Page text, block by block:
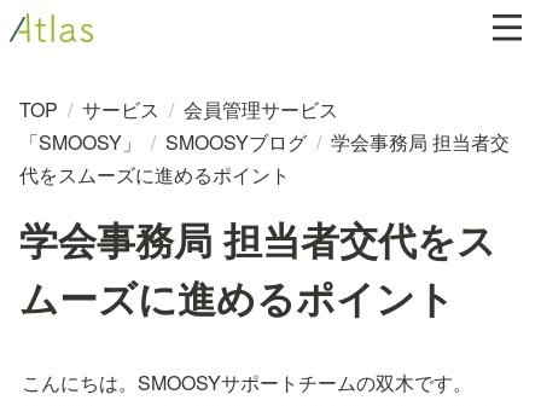
TOP / サービス / 会員管理サービス
「SMOOSY」
/ SMOOSYブログ / 学会事務局 担当者交
代をスムーズに進めるポイント
学会事務局 担当者交代をス
ムーズに進めるポイント
こんにちは。SMOOSYサポートチームの双木です。